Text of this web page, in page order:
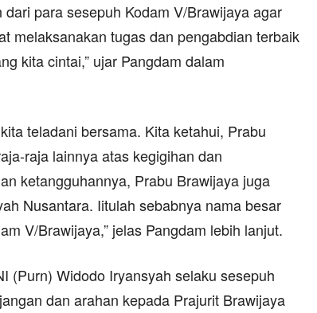
para sesepuh Kodam V/Brawijaya agar
melaksanakan tugas dan pengabdian terbaik
kita cintai,” ujar Pangdam dalam
teladani bersama. Kita ketahui, Prabu
raja lainnya atas kegigihan dan
ketangguhannya, Prabu Brawijaya juga
Nusantara. Iitulah sebabnya nama besar
V/Brawijaya,” jelas Pangdam lebih lanjut.
(Purn) Widodo Iryansyah selaku sesepuh
dan arahan kepada Prajurit Brawijaya